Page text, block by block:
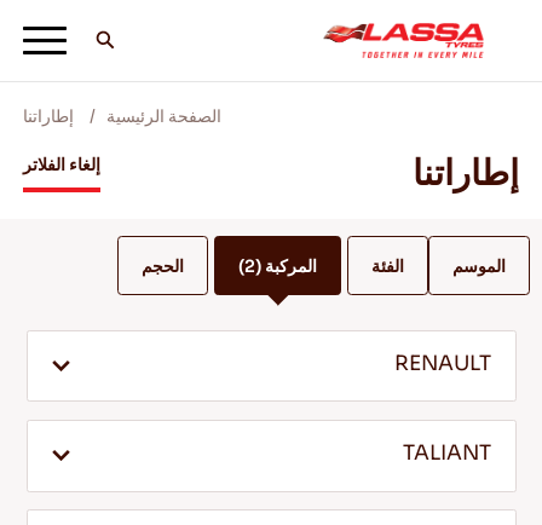
المدونات ومقاطع الفيديو
الصفحة الرئيسية إطاراتنا
إطاراتنا إلغاء الفلاتر
الموسم الفئة المركبة (2) الحجم
RENAULT
TALIANT